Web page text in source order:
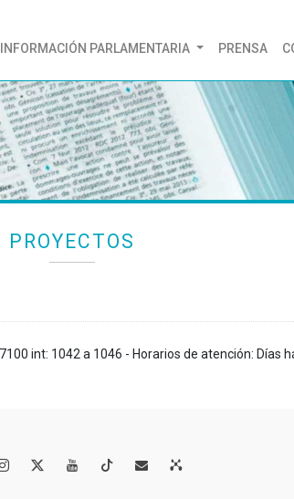
INFORMACIÓN PARLAMENTARIA PRENSA
PROYECTOS
int: 1042 a 1046 - Horarios de atención: Días
  